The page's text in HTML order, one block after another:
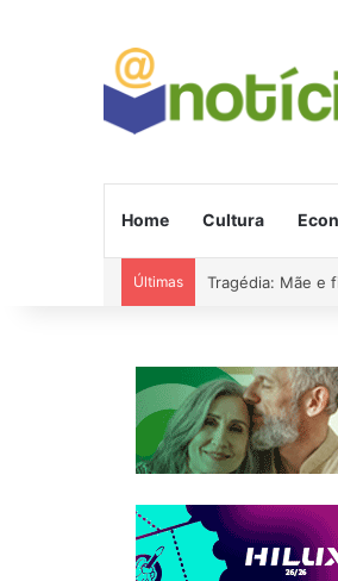
Home Cultura
Últimas Tragédia: Mãe e